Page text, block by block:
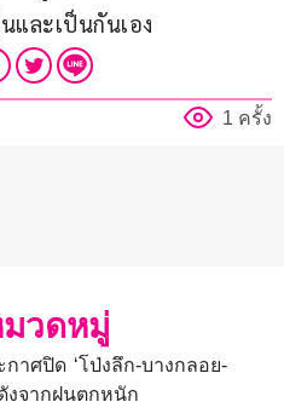
และเป็นกันเอง
1 ครั้ง
วดหมู่
าศปิด ‘โป่งลึก-บางกลอย-
งจากฝนตกหนัก